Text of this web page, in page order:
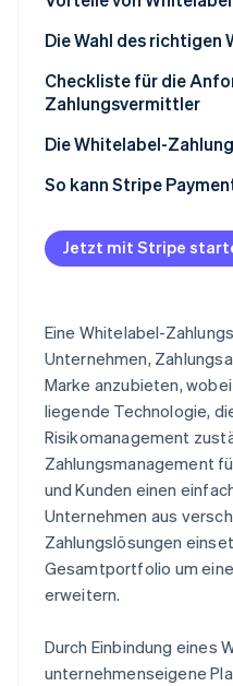
Die Wahl des
Checkliste für die
Zahlungsvermittler
Die Whitelabel-
So kann Stripe
Jetzt mit Stripe
Eine Whitelabel-
Unternehmen,
Marke anzubieten,
liegende Technologie,
Risikomanagement
Zahlungsmanagement
und Kunden einen
Unternehmen aus
Zahlungslösungen
Gesamtportfolio um
erweitern.
Durch Einbindung eines
unternehmenseigene